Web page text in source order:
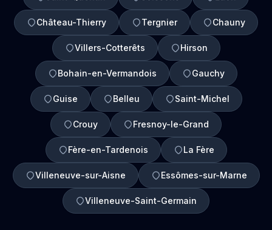
Château-Thierry Tergnier Chauny
Villers-Cotterêts Hirson
Bohain-en-Vermandois Gauchy
Guise Belleu Saint-Michel
Crouy Fresnoy-le-Grand
Fère-en-Tardenois La Fère
Villeneuve-sur-Aisne Essômes-sur-Marne
Villeneuve-Saint-Germain